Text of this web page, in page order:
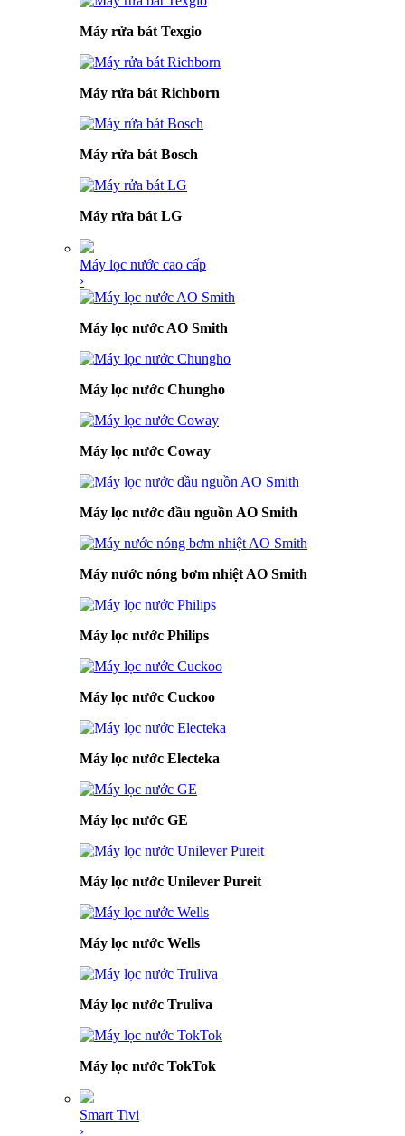
Máy rửa bát Texgio
Máy rửa bát Richborn
Máy rửa bát Bosch
Máy rửa bát LG
Máy lọc nước cao cấp
›
Máy lọc nước AO Smith
Máy lọc nước Chungho
Máy lọc nước Coway
Máy lọc nước đầu nguồn AO Smith
Máy nước nóng bơm nhiệt AO Smith
Máy lọc nước Philips
Máy lọc nước Cuckoo
Máy lọc nước Electeka
Máy lọc nước GE
Máy lọc nước Unilever Pureit
Máy lọc nước Wells
Máy lọc nước Truliva
Máy lọc nước TokTok
Smart Tivi
›